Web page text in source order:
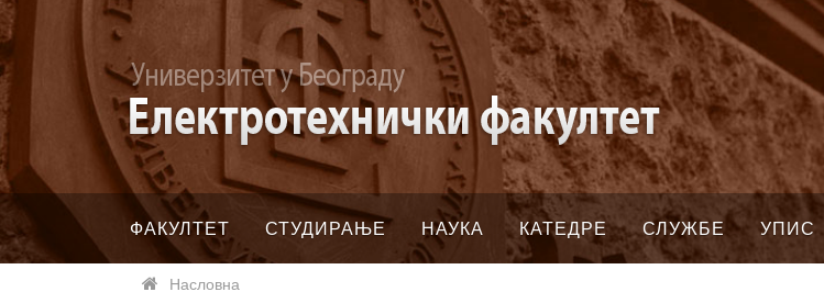
ФАКУЛТЕТ СТУДИРАЊЕ НАУКА КАТЕДРЕ СЛУЖБЕ УПИС
Насловна